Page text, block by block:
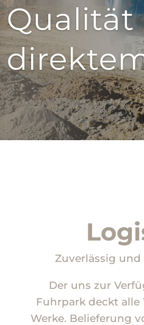
Qualität
Zuverlässig und
Der uns zur
Fuhrpark deckt alle
Werke. Belieferung